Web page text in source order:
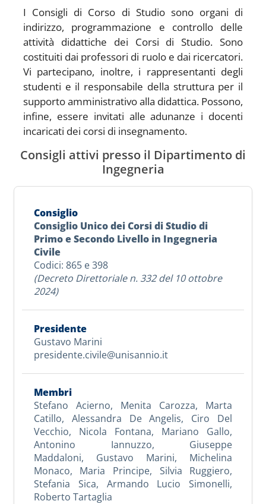
I Consigli di Corso di Studio sono organi di
indirizzo, programmazione e controllo delle
attività didattiche dei Corsi di Studio. Sono
costituiti dai professori di ruolo e dai ricercatori.
Vi partecipano, inoltre, i rappresentanti degli
studenti e il responsabile della struttura per il
supporto amministrativo alla didattica. Possono,
infine, essere invitati alle adunanze i docenti
incaricati dei corsi di insegnamento.
Consigli attivi presso il Dipartimento di
Ingegneria
Consiglio Unico dei Corsi di Studio di
Primo e Secondo Livello in Ingegneria
Civile
Codici: 865 e 398
(Decreto Direttoriale n. 332 del 10 ottobre
2024)
Gustavo Marini
presidente.civile@unisannio.it
Stefano Acierno, Menita Carozza, Marta
Catillo, Alessandra De Angelis, Ciro Del
Vecchio, Nicola Fontana, Mariano Gallo,
Antonino Iannuzzo, Giuseppe
Maddaloni, Gustavo Marini, Michelina
Monaco, Maria Principe, Silvia Ruggiero,
Stefania Sica, Armando Lucio Simonelli,
Roberto Tartaglia